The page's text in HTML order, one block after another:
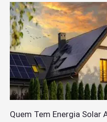
Quem Tem Energia Solar